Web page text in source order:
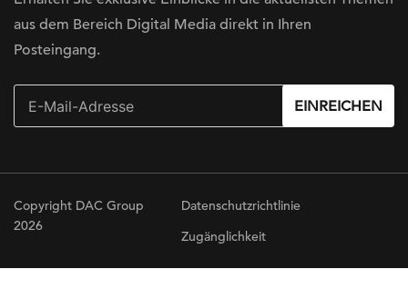
aus dem Bereich Digital Media direkt in Ihren
Posteingang.
EINREICHEN
Copyright DAC Group
2026
Datenschutzrichtlinie
Zugänglichkeit